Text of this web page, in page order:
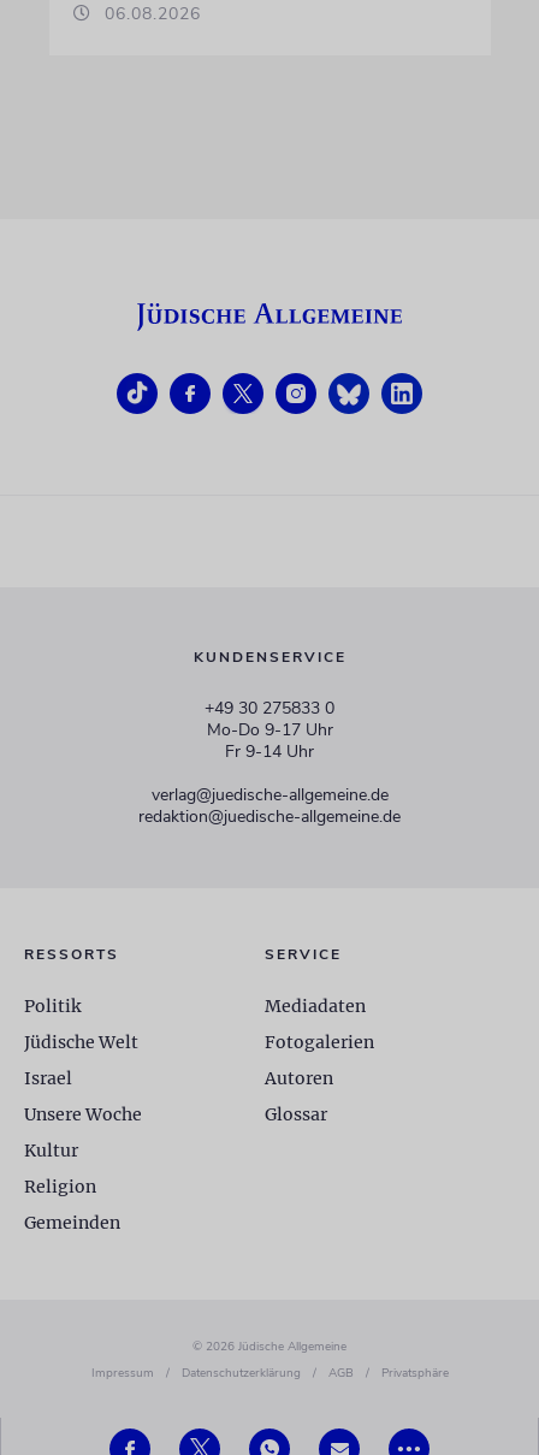
•••
06.08.2026
KUNDENSERVICE
+49 30 275833 0
Mo-Do 9-17 Uhr
Fr 9-14 Uhr
verlag@juedische-allgemeine.de
redaktion@juedische-allgemeine.de
RESSORTS
Politik
Jüdische Welt
Israel
Unsere Woche
Kultur
Religion
Gemeinden
SERVICE
Mediadaten
Fotogalerien
Autoren
Glossar
© 2026 Jüdische Allgemeine
Impressum
/ Datenschutzerklärung / AGB / Privatsphäre